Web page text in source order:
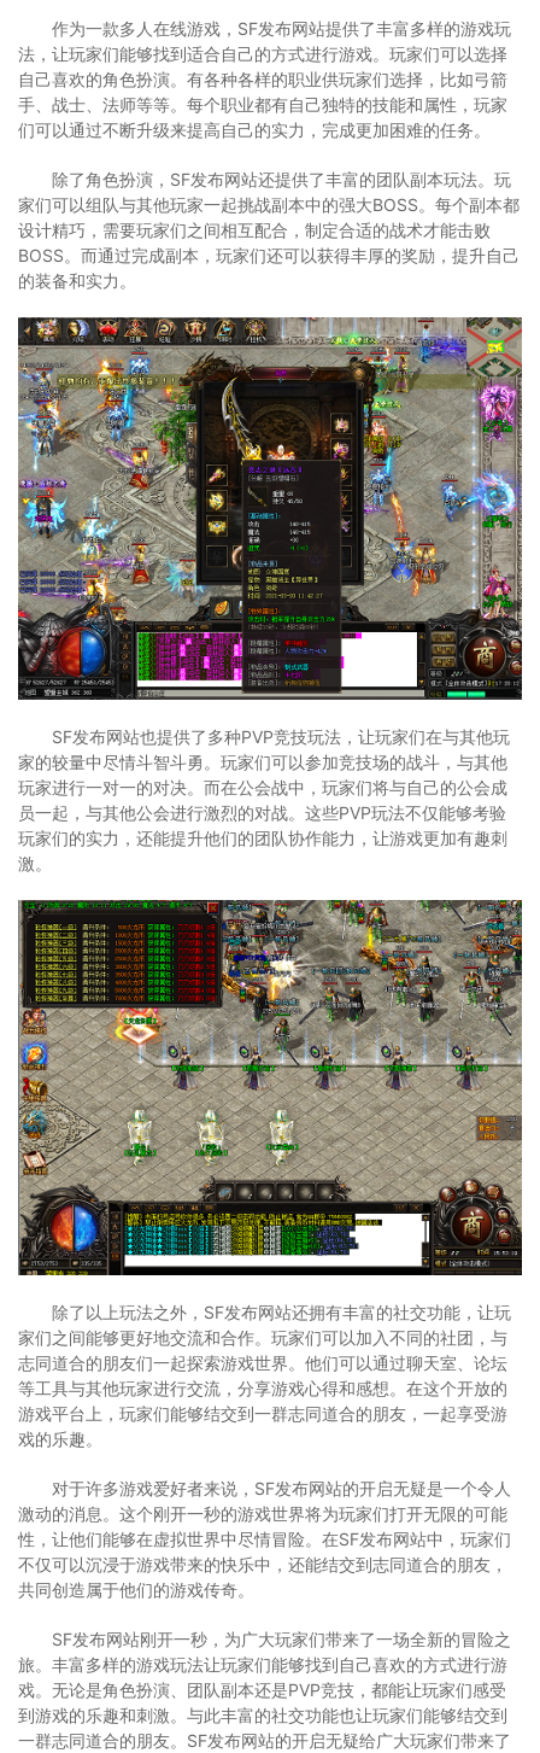
作为一款多人在线游戏，SF发布网站提供了丰富多样的游戏玩
法，让玩家们能够找到适合自己的方式进行游戏。玩家们可以选择
自己喜欢的角色扮演。有各种各样的职业供玩家们选择，比如弓箭
手、战士、法师等等。每个职业都有自己独特的技能和属性，玩家
们可以通过不断升级来提高自己的实力，完成更加困难的任务。
除了角色扮演，SF发布网站还提供了丰富的团队副本玩法。玩
家们可以组队与其他玩家一起挑战副本中的强大BOSS。每个副本都
设计精巧，需要玩家们之间相互配合，制定合适的战术才能击败
BOSS。而通过完成副本，玩家们还可以获得丰厚的奖励，提升自己
的装备和实力。
SF发布网站也提供了多种PVP竞技玩法，让玩家们在与其他玩
家的较量中尽情斗智斗勇。玩家们可以参加竞技场的战斗，与其他
玩家进行一对一的对决。而在公会战中，玩家们将与自己的公会成
员一起，与其他公会进行激烈的对战。这些PVP玩法不仅能够考验
玩家们的实力，还能提升他们的团队协作能力，让游戏更加有趣刺
激。
除了以上玩法之外，SF发布网站还拥有丰富的社交功能，让玩
家们之间能够更好地交流和合作。玩家们可以加入不同的社团，与
志同道合的朋友们一起探索游戏世界。他们可以通过聊天室、论坛
等工具与其他玩家进行交流，分享游戏心得和感想。在这个开放的
游戏平台上，玩家们能够结交到一群志同道合的朋友，一起享受游
戏的乐趣。
对于许多游戏爱好者来说，SF发布网站的开启无疑是一个令人
激动的消息。这个刚开一秒的游戏世界将为玩家们打开无限的可能
性，让他们能够在虚拟世界中尽情冒险。在SF发布网站中，玩家们
不仅可以沉浸于游戏带来的快乐中，还能结交到志同道合的朋友，
共同创造属于他们的游戏传奇。
SF发布网站刚开一秒，为广大玩家们带来了一场全新的冒险之
旅。丰富多样的游戏玩法让玩家们能够找到自己喜欢的方式进行游
戏。无论是角色扮演、团队副本还是PVP竞技，都能让玩家们感受
到游戏的乐趣和刺激。与此丰富的社交功能也让玩家们能够结交到
一群志同道合的朋友。SF发布网站的开启无疑给广大玩家们带来了